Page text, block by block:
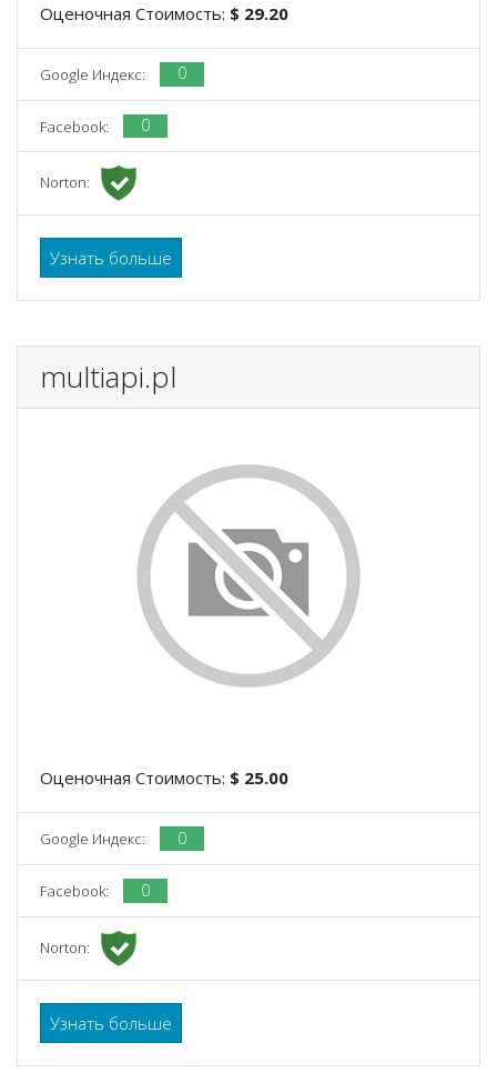
Оценочная Стоимость: $ 29.20
Google Индекс: 0
Facebook: 0
Norton:
Узнать больше
multiapi.pl
Оценочная Стоимость: $ 25.00
Google Индекс: 0
Facebook: 0
Norton:
Узнать больше